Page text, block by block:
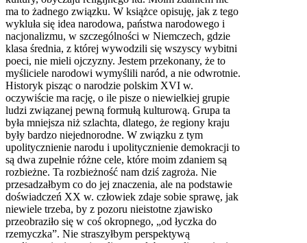
ma to żadnego związku. W książce opisuję, jak z tego
wykluła się idea narodowa, państwa narodowego i
nacjonalizmu, w szczególności w Niemczech, gdzie
klasa średnia, z której wywodzili się wszyscy wybitni
poeci, nie mieli ojczyzny. Jestem przekonany, że to
myśliciele narodowi wymyślili naród, a nie odwrotnie.
Historyk pisząc o narodzie polskim XVI w.
oczywiście ma rację, o ile pisze o niewielkiej grupie
ludzi związanej pewną formułą kulturową. Grupa ta
była mniejsza niż szlachta, dlatego, że regiony kraju
były bardzo niejednorodne. W związku z tym
upolitycznienie narodu i upolitycznienie demokracji to
są dwa zupełnie różne cele, które moim zdaniem są
rozbieżne. Ta rozbieżność nam dziś zagroża. Nie
przesadzałbym co do jej znaczenia, ale na podstawie
doświadczeń XX w. człowiek zdaje sobie sprawę, jak
niewiele trzeba, by z pozoru nieistotne zjawisko
przeobraziło się w coś okropnego, „od łyczka do
rzemyczka”. Nie straszyłbym perspektywą